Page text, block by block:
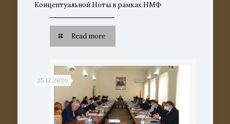
Концептуальной Ноты в рамках НМФ
Read more
25.12.2020